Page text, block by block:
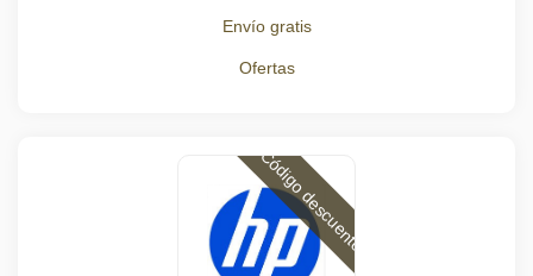
Envío gratis
Ofertas
Código descuento